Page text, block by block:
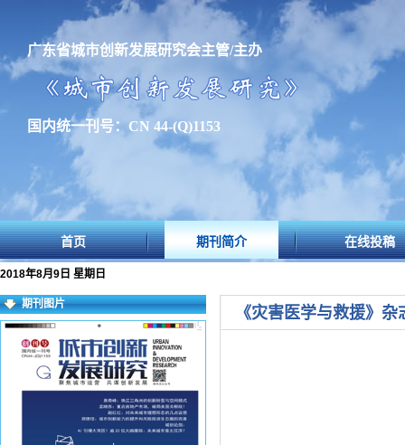
广东省城市创新发展研究会主管/主办
国内统一刊号：CN 44-(Q)1153
首页 期刊简介 在线投稿
2018年8月9日 星期日
期刊图片 《灾害医学与救援》